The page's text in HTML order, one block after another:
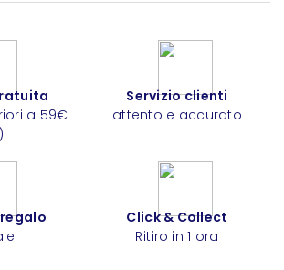
a 59€
Servizio clienti
attento e accurato
Click & Collect
Ritiro in 1 ora